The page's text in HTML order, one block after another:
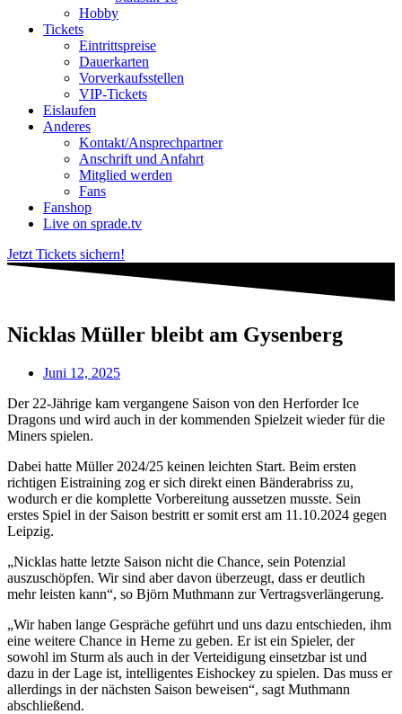
Hobby
Tickets
Eintrittspreise
Dauerkarten
Vorverkaufsstellen
VIP-Tickets
Eislaufen
Anderes
Kontakt/Ansprechpartner
Anschrift und Anfahrt
Mitglied werden
Fans
Fanshop
Live on sprade.tv
Jetzt Tickets sichern!
Nicklas Müller bleibt am Gysenberg
Juni 12, 2025
Der 22-Jährige kam vergangene Saison von den Herforder Ice
Dragons und wird auch in der kommenden Spielzeit wieder für die
Miners spielen.
Dabei hatte Müller 2024/25 keinen leichten Start. Beim ersten
richtigen Eistraining zog er sich direkt einen Bänderabriss zu,
wodurch er die komplette Vorbereitung aussetzen musste. Sein
erstes Spiel in der Saison bestritt er somit erst am 11.10.2024 gegen
Leipzig.
„Nicklas hatte letzte Saison nicht die Chance, sein Potenzial
auszuschöpfen. Wir sind aber davon überzeugt, dass er deutlich
mehr leisten kann“, so Björn Muthmann zur Vertragsverlängerung.
„Wir haben lange Gespräche geführt und uns dazu entschieden, ihm
eine weitere Chance in Herne zu geben. Er ist ein Spieler, der
sowohl im Sturm als auch in der Verteidigung einsetzbar ist und
dazu in der Lage ist, intelligentes Eishockey zu spielen. Das muss er
allerdings in der nächsten Saison beweisen“, sagt Muthmann
abschließend.